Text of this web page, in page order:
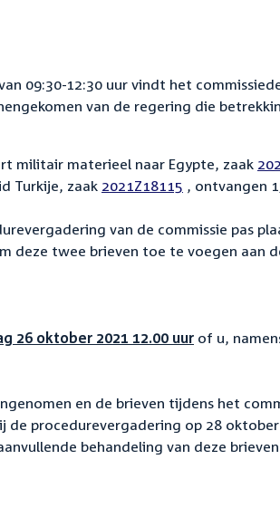
09:30-12:30 uur vindt het
van de regering die
militair materieel naar Egypte, zaak
Turkije, zaak 2021Z18115 , ontvangen
van de commissie pas
deze twee brieven toe te voegen aan
26 oktober 2021 12.00 uur of u,
en de brieven tijdens het
de procedurevergadering op 28
behandeling van deze